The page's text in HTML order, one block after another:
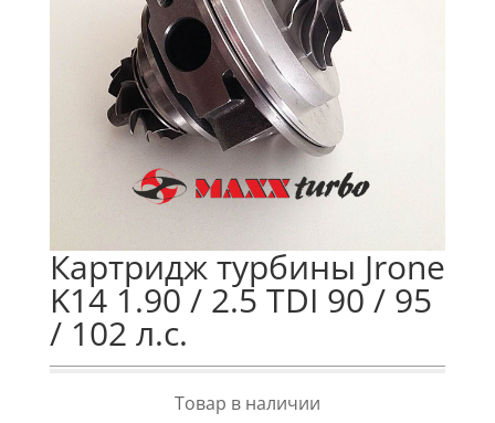
Картридж турбины Jrone
K14 1.90 / 2.5 TDI 90 / 95
/ 102 л.с.
Товар в наличии